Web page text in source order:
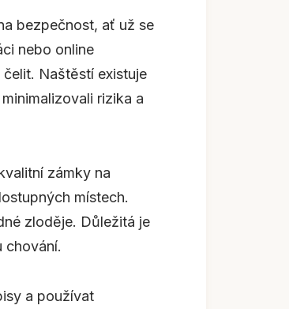
bezpečnost, ať už se
nebo online
Naštěstí existuje
rizika a
zámky na
místech.
zloděje. Důležitá je
chování.
a používat